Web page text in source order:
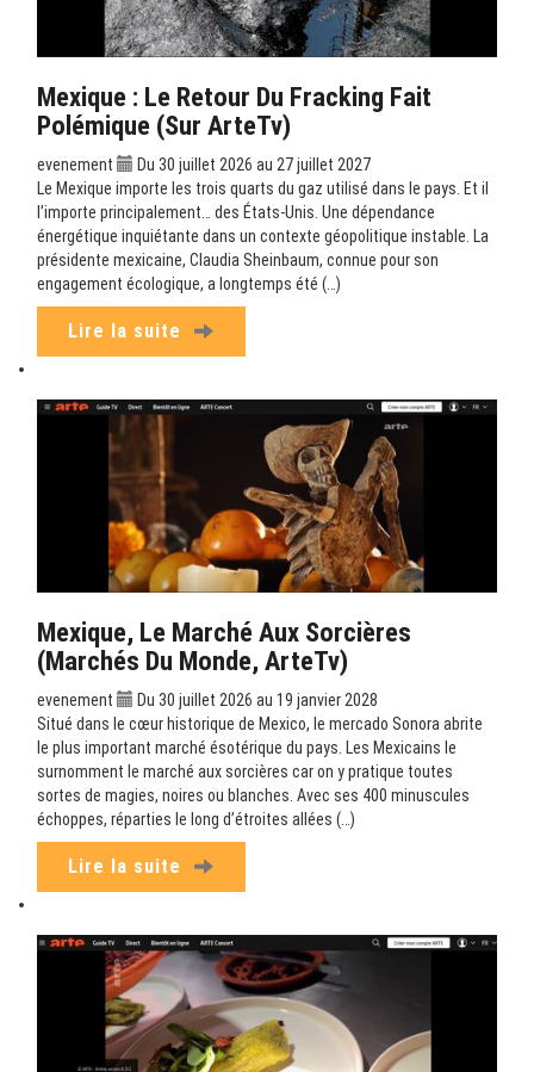
Mexique : Le Retour Du Fracking Fait
Polémique (sur ArteTv)
evenement
Du 30 juillet 2026 au 27 juillet 2027
Le Mexique importe les trois quarts du gaz utilisé dans le pays. Et il
l’importe principalement… des États-Unis. Une dépendance
énergétique inquiétante dans un contexte géopolitique instable. La
présidente mexicaine, Claudia Sheinbaum, connue pour son
engagement écologique, a longtemps été (…)
Lire la suite
Mexique, Le Marché Aux Sorcières
(Marchés Du Monde, ArteTv)
evenement
Du 30 juillet 2026 au 19 janvier 2028
Situé dans le cœur historique de Mexico, le mercado Sonora abrite
le plus important marché ésotérique du pays. Les Mexicains le
surnomment le marché aux sorcières car on y pratique toutes
sortes de magies, noires ou blanches. Avec ses 400 minuscules
échoppes, réparties le long d’étroites allées (…)
Lire la suite